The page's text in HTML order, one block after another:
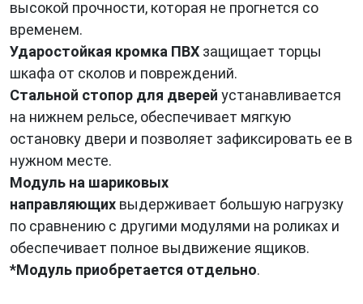
высокой прочности, которая не прогнется со
временем.
Ударостойкая кромка ПВХ защищает торцы
шкафа от сколов и повреждений.
Стальной стопор для дверей устанавливается
на нижнем рельсе, обеспечивает мягкую
остановку двери и позволяет зафиксировать ее в
нужном месте.
Модуль на шариковых
направляющих выдерживает большую нагрузку
по сравнению с другими модулями на роликах и
обеспечивает полное выдвижение ящиков.
*Модуль приобретается отдельно.